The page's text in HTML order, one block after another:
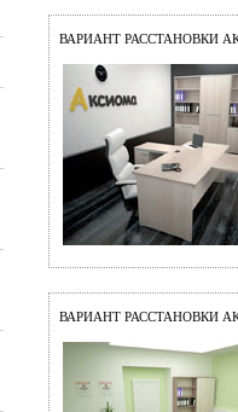
ВАРИАНТ РАССТАНОВКИ
ВАРИАНТ РАССТАНОВКИ